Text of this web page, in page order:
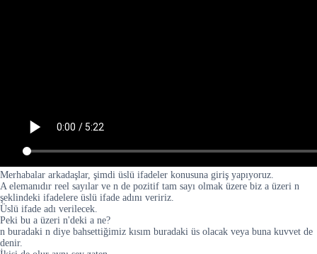
Merhabalar arkadaşlar, şimdi üslü ifadeler konusuna giriş yapıyoruz.
A elemanıdır reel sayılar ve n de pozitif tam sayı olmak üzere biz a üzeri n
şeklindeki ifadelere üslü ifade adını veririz.
Üslü ifade adı verilecek.
Peki bu a üzeri n'deki a ne?
n buradaki n diye bahsettiğimiz kısım buradaki üs olacak veya buna kuvvet de
denir.